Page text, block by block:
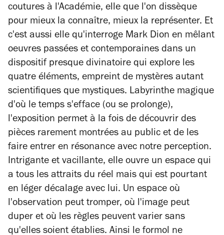
coutures à l'Académie, elle que l'on dissèque
pour mieux la connaître, mieux la représenter. Et
c'est aussi elle qu'interroge Mark Dion en mêlant
oeuvres passées et contemporaines dans un
dispositif presque divinatoire qui explore les
quatre éléments, empreint de mystères autant
scientifiques que mystiques. Labyrinthe magique
d'où le temps s'efface (ou se prolonge),
l'exposition permet à la fois de découvrir des
pièces rarement montrées au public et de les
faire entrer en résonance avec notre perception.
Intrigante et vacillante, elle ouvre un espace qui
a tous les attraits du réel mais qui est pourtant
en léger décalage avec lui. Un espace où
l'observation peut tromper, où l'image peut
duper et où les règles peuvent varier sans
qu'elles soient établies. Ainsi le formol ne